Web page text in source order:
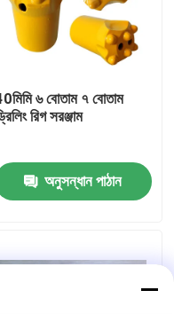
৬ বোতাম ৭ বোতাম
রিগ সরঞ্জাম
অনুসন্ধান পাঠান